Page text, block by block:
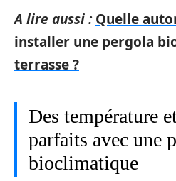
A lire aussi : Quelle
installer une pergola
terrasse ?
Des température
parfaits avec une
bioclimatique